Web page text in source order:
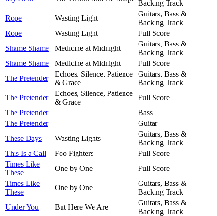
Backing Track
Rope
Wasting Light
Guitars, Bass &
Backing Track
Rope
Wasting Light
Full Score
Shame Shame
Medicine at Midnight
Guitars, Bass &
Backing Track
Shame Shame
Medicine at Midnight
Full Score
The Pretender
Echoes, Silence, Patience
& Grace
Guitars, Bass &
Backing Track
The Pretender
Echoes, Silence, Patience
& Grace
Full Score
The Pretender
Bass
The Pretender
Guitar
These Days
Wasting Lights
Guitars, Bass &
Backing Track
This Is a Call
Foo Fighters
Full Score
Times Like
These
One by One
Full Score
Times Like
These
One by One
Guitars, Bass &
Backing Track
Under You
But Here We Are
Guitars, Bass &
Backing Track